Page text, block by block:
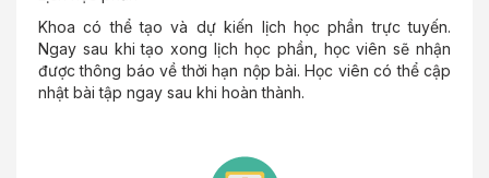
Khoa có thể tạo và dự kiến lịch học phần trực tuyến.
Ngay sau khi tạo xong lịch học phần, học viên sẽ nhận
được thông báo về thời hạn nộp bài. Học viên có thể cập
nhật bài tập ngay sau khi hoàn thành.